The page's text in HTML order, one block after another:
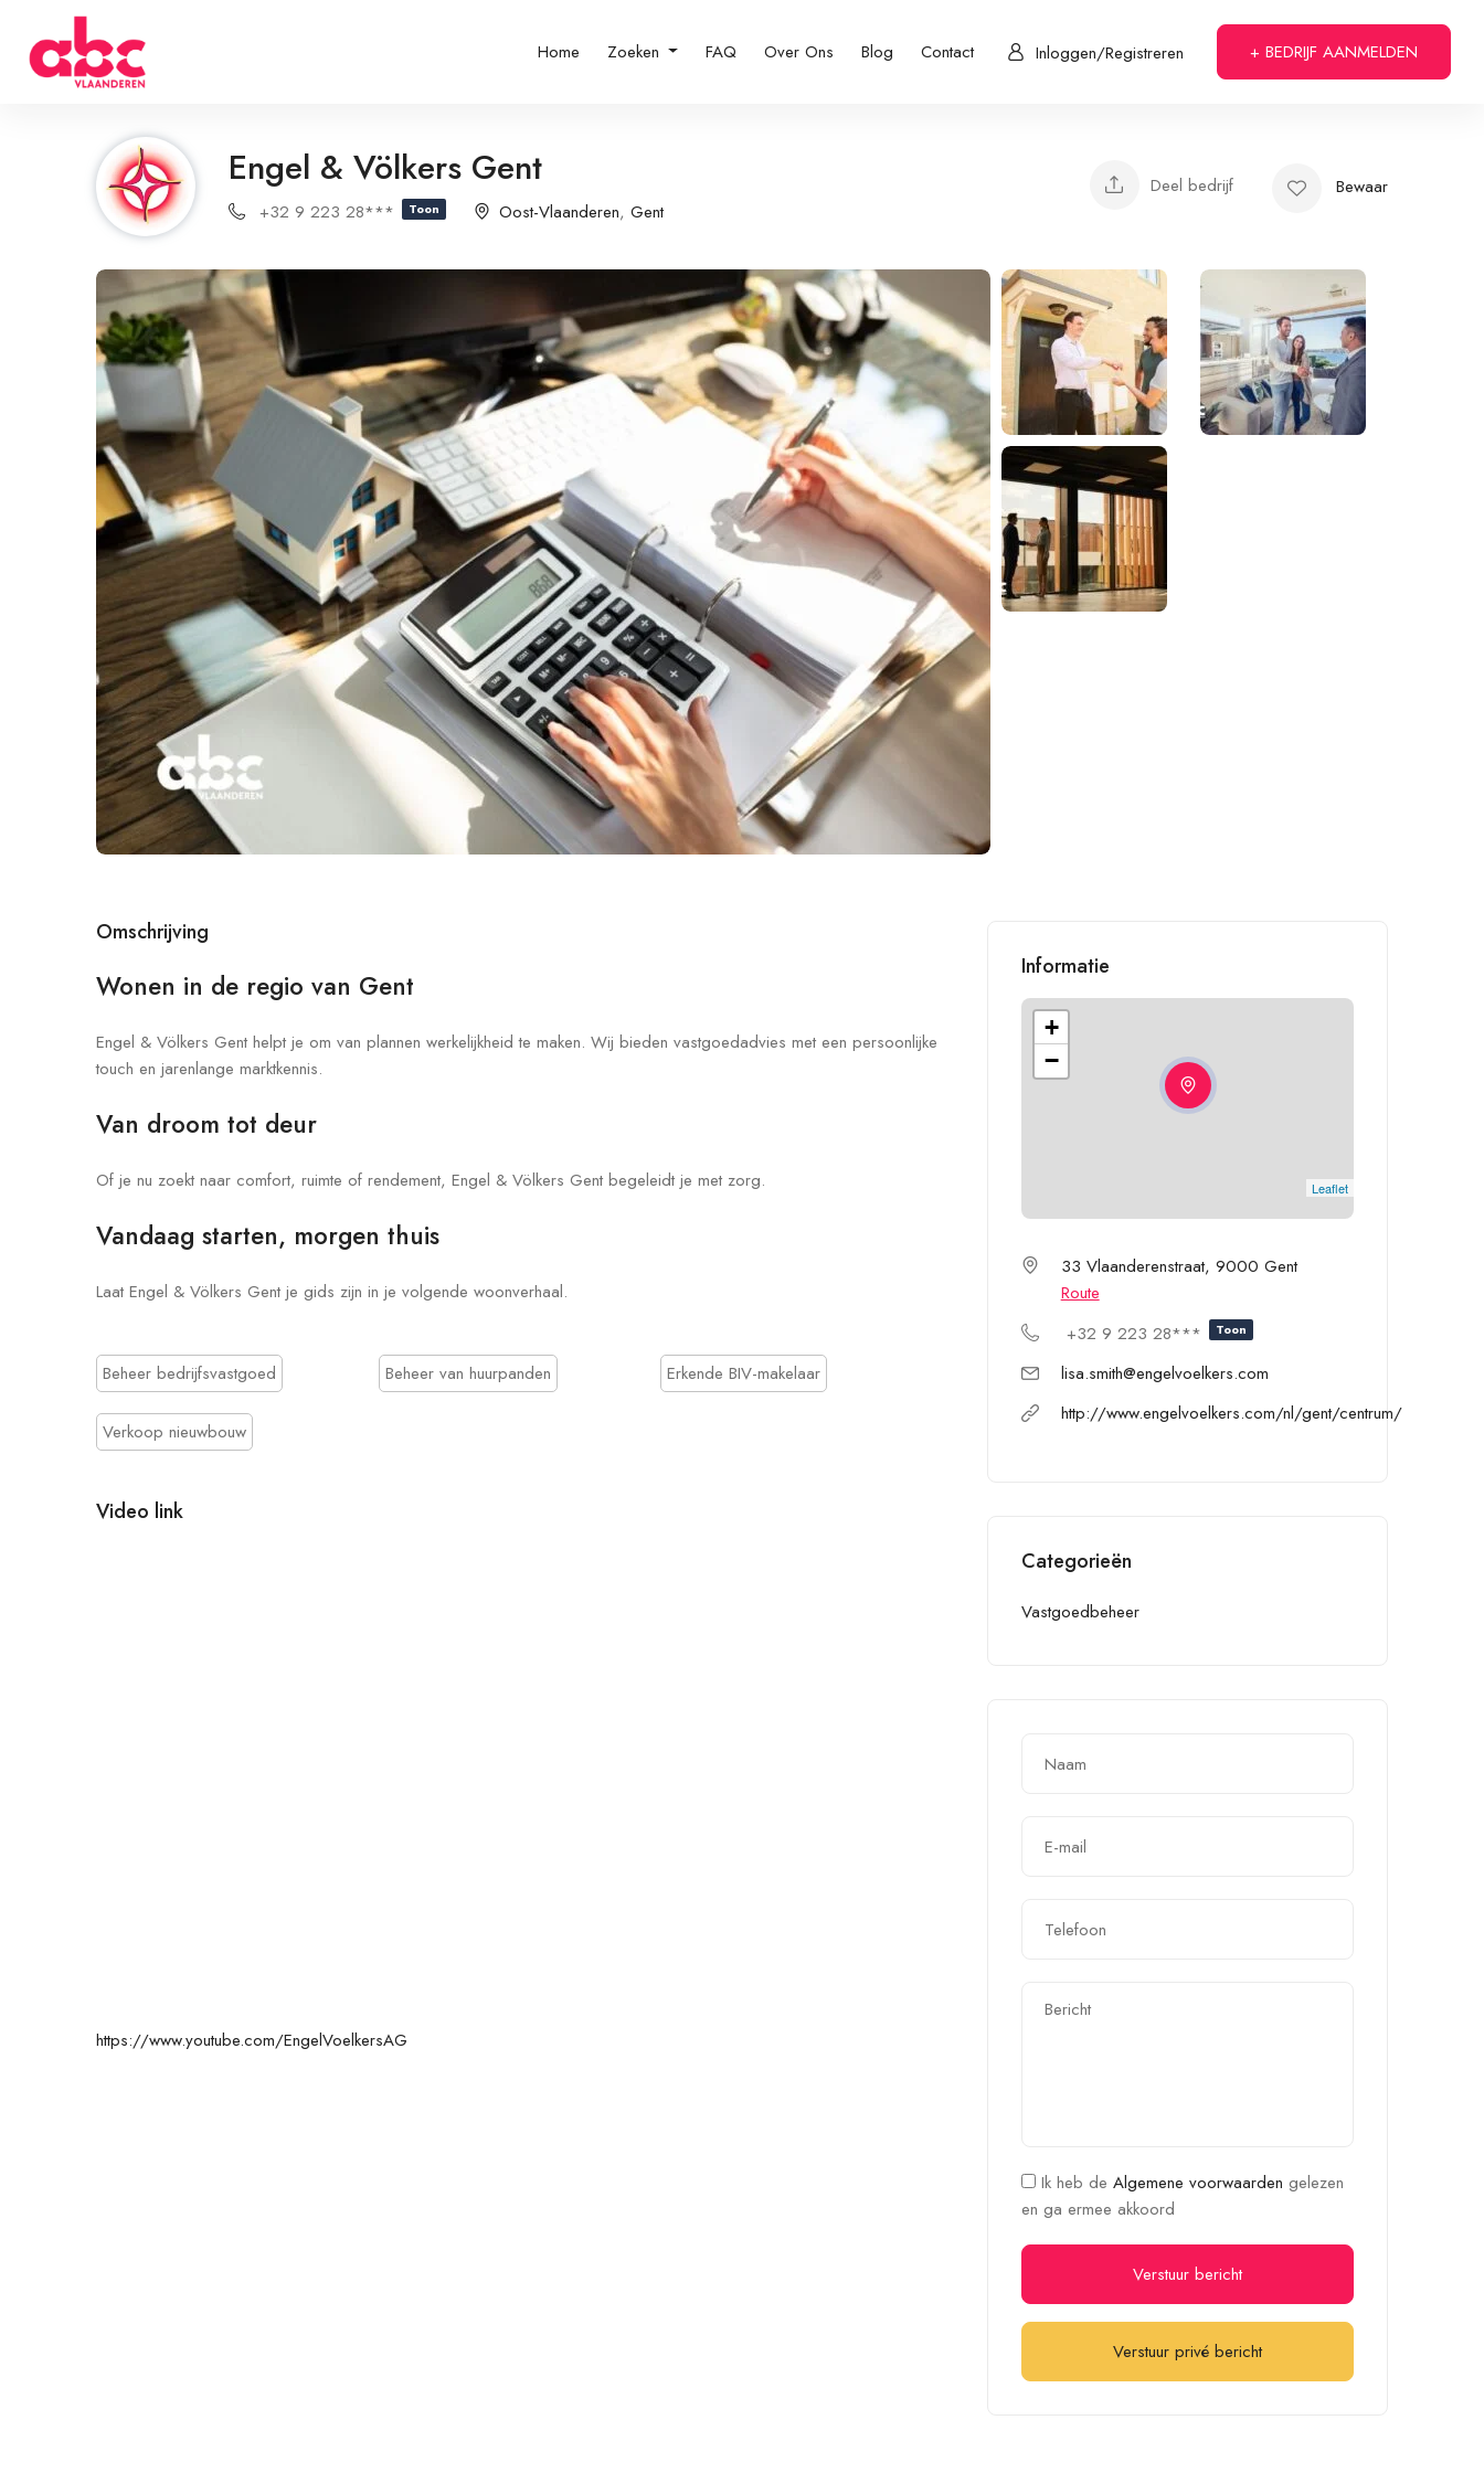
Home Zoeken FAQ Over Ons Blog Contact Inloggen/Registreren + BEDRIJF AANMELDEN
Engel & Völkers Gent
+32 9 223 28*** Toon Oost-Vlaanderen, Gent
Deel bedrijf Bewaar
Omschrijving
Wonen in de regio van Gent
Engel & Völkers Gent helpt je om van plannen werkelijkheid te maken. Wij bieden vastgoedadvies met een persoonlijke
touch en jarenlange marktkennis.
Van droom tot deur
Of je nu zoekt naar comfort, ruimte of rendement, Engel & Völkers Gent begeleidt je met zorg.
Vandaag starten, morgen thuis
Laat Engel & Völkers Gent je gids zijn in je volgende woonverhaal.
Beheer bedrijfsvastgoed Beheer van huurpanden Erkende BIV-makelaar
Verkoop nieuwbouw
Video link
https://www.youtube.com/EngelVoelkersAG
Informatie
+
−
Leaflet
33 Vlaanderenstraat, 9000 Gent
Route
+32 9 223 28***
Toon
lisa.smith@engelvoelkers.com
http://www.engelvoelkers.com/nl/gent/centrum/
Categorieën
Vastgoedbeheer
Ik heb de Algemene voorwaarden gelezen
en ga ermee akkoord
Verstuur bericht
Verstuur privé bericht